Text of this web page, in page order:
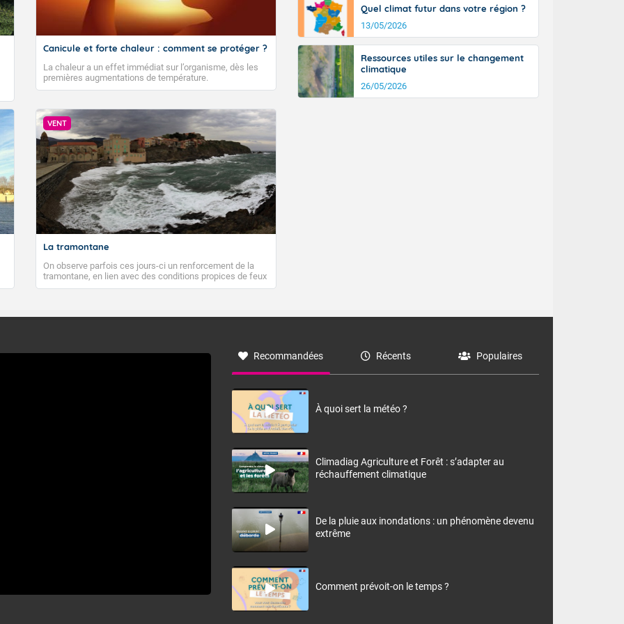
Canicule et forte chaleur : comment se protéger ?
La chaleur a un effet immédiat sur l’organisme, dès les
premières augmentations de température.
VENT
La tramontane
On observe parfois ces jours-ci un renforcement de la
tramontane, en lien avec des conditions propices de feux
de forêt. Mais qu'est-ce que la tramontane ? Quelles sont
à nord-ouest, dans un secteur qui part du Roussillon à la
monts, en allusion aux régions montagneuses d’où
Quel climat futur dans votre région ?
13/05/2026
Ressources utiles sur le changement
climatique
26/05/2026
Recommandées Récents Populaires
À quoi sert la météo ?
Climadiag Agriculture et Forêt : s’adapter au
réchauffement climatique
De la pluie aux inondations : un phénomène devenu
extrême
Comment prévoit-on le temps ?